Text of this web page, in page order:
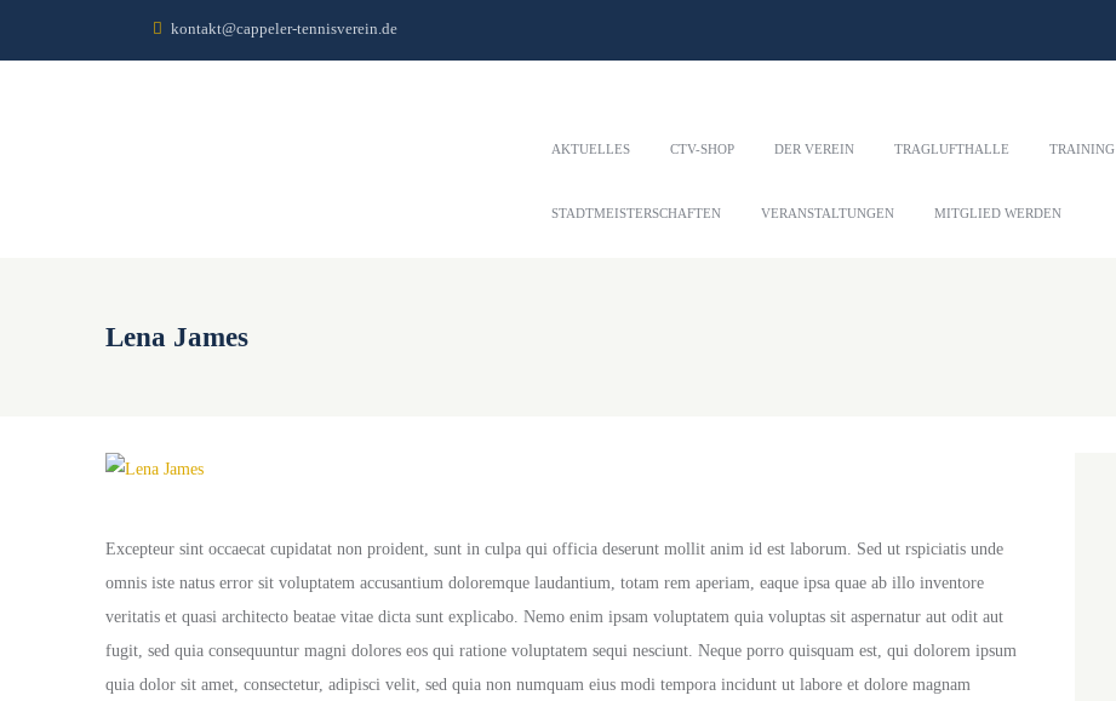
kontakt@cappeler-tennisverein.de
AKTUELLES CTV-SHOP DER VEREIN TRAGLUFTHALLE TRAINING
STADTMEISTERSCHAFTEN VERANSTALTUNGEN MITGLIED WERDEN
Lena James
Excepteur sint occaecat cupidatat non proident, sunt in culpa qui officia deserunt mollit anim id est laborum. Sed ut rspiciatis unde
omnis iste natus error sit voluptatem accusantium doloremque laudantium, totam rem aperiam, eaque ipsa quae ab illo inventore
veritatis et quasi architecto beatae vitae dicta sunt explicabo. Nemo enim ipsam voluptatem quia voluptas sit aspernatur aut odit aut
fugit, sed quia consequuntur magni dolores eos qui ratione voluptatem sequi nesciunt. Neque porro quisquam est, qui dolorem ipsum
quia dolor sit amet, consectetur, adipisci velit, sed quia non numquam eius modi tempora incidunt ut labore et dolore magnam